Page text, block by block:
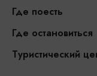
Где поесть
Где остановиться
Туристический